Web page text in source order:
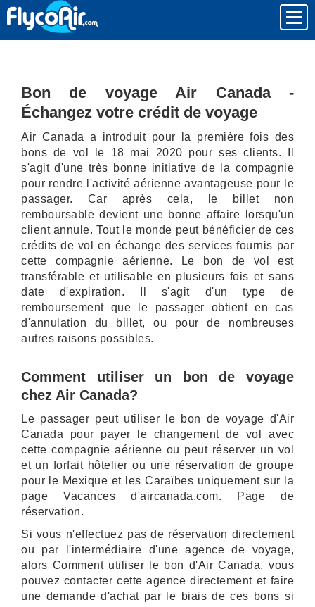
Bon de voyage Air Canada -
Échangez votre crédit de voyage
Air Canada a introduit pour la première fois des
bons de vol le 18 mai 2020 pour ses clients. Il
s'agit d'une très bonne initiative de la compagnie
pour rendre l'activité aérienne avantageuse pour le
passager. Car après cela, le billet non
remboursable devient une bonne affaire lorsqu'un
client annule. Tout le monde peut bénéficier de ces
crédits de vol en échange des services fournis par
cette compagnie aérienne. Le bon de vol est
transférable et utilisable en plusieurs fois et sans
date d'expiration. Il s'agit d'un type de
remboursement que le passager obtient en cas
d'annulation du billet, ou pour de nombreuses
autres raisons possibles.
Comment utiliser un bon de voyage
chez Air Canada?
Le passager peut utiliser le bon de voyage d'Air
Canada pour payer le changement de vol avec
cette compagnie aérienne ou peut réserver un vol
et un forfait hôtelier ou une réservation de groupe
pour le Mexique et les Caraïbes uniquement sur la
page Vacances d'aircanada.com. Page de
réservation.
Si vous n'effectuez pas de réservation directement
ou par l'intermédiaire d'une agence de voyage,
alors Comment utiliser le bon d'Air Canada, vous
pouvez contacter cette agence directement et faire
une demande d'achat par le biais de ces bons si